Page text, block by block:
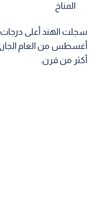
المناخ
سجلت الهند أعلى
أغسطس من العام الجاري
أكثر من قرن.